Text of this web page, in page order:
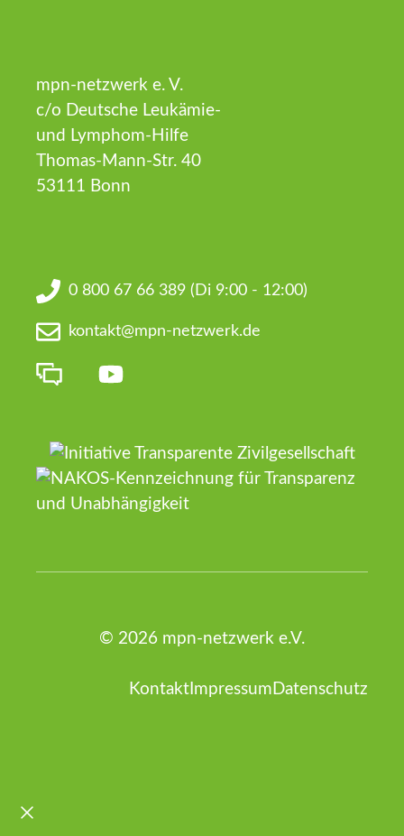
mpn-netzwerk e. V.
c/o Deutsche Leukämie-
und Lymphom-Hilfe
Thomas-Mann-Str. 40
53111 Bonn
0 800 67 66 389 (Di 9:00 - 12:00)
kontakt@mpn-netzwerk.de
© 2026 mpn-netzwerk e.V.
Kontakt Impressum Datenschutz